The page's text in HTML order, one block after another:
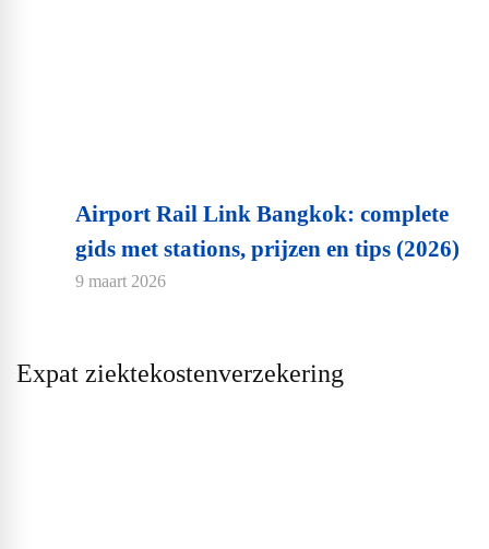
Airport Rail Link Bangkok: complete
gids met stations, prijzen en tips (2026)
9 maart 2026
Expat ziektekostenverzekering